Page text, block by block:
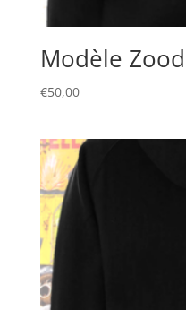
Modèle
€50,00